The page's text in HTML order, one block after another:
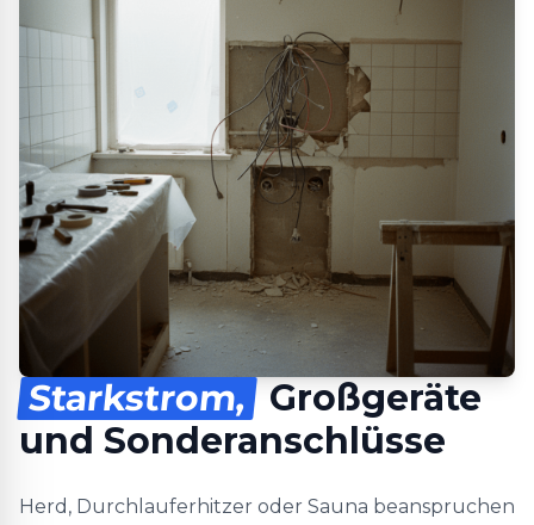
Starkstrom,
Großgeräte
und Sonderanschlüsse
Herd, Durchlauferhitzer oder Sauna beanspruchen